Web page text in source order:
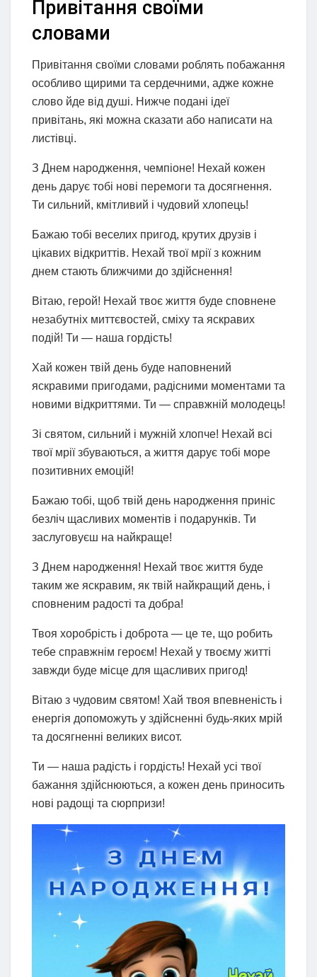
Привітання своїми
словами
Привітання своїми словами роблять побажання
особливо щирими та сердечними, адже кожне
слово йде від душі. Нижче подані ідеї
привітань, які можна сказати або написати на
листівці.
З Днем народження, чемпіоне! Нехай кожен
день дарує тобі нові перемоги та досягнення.
Ти сильний, кмітливий і чудовий хлопець!
Бажаю тобі веселих пригод, крутих друзів і
цікавих відкриттів. Нехай твої мрії з кожним
днем стають ближчими до здійснення!
Вітаю, герой! Нехай твоє життя буде сповнене
незабутніх миттєвостей, сміху та яскравих
подій! Ти — наша гордість!
Хай кожен твій день буде наповнений
яскравими пригодами, радісними моментами та
новими відкриттями. Ти — справжній молодець!
Зі святом, сильний і мужній хлопче! Нехай всі
твої мрії збуваються, а життя дарує тобі море
позитивних емоцій!
Бажаю тобі, щоб твій день народження приніс
безліч щасливих моментів і подарунків. Ти
заслуговуєш на найкраще!
З Днем народження! Нехай твоє життя буде
таким же яскравим, як твій найкращий день, і
сповненим радості та добра!
Твоя хоробрість і доброта — це те, що робить
тебе справжнім героєм! Нехай у твоєму житті
завжди буде місце для щасливих пригод!
Вітаю з чудовим святом! Хай твоя впевненість і
енергія допоможуть у здійсненні будь-яких мрій
та досягненні великих висот.
Ти — наша радість і гордість! Нехай усі твої
бажання здійснюються, а кожен день приносить
нові радощі та сюрпризи!